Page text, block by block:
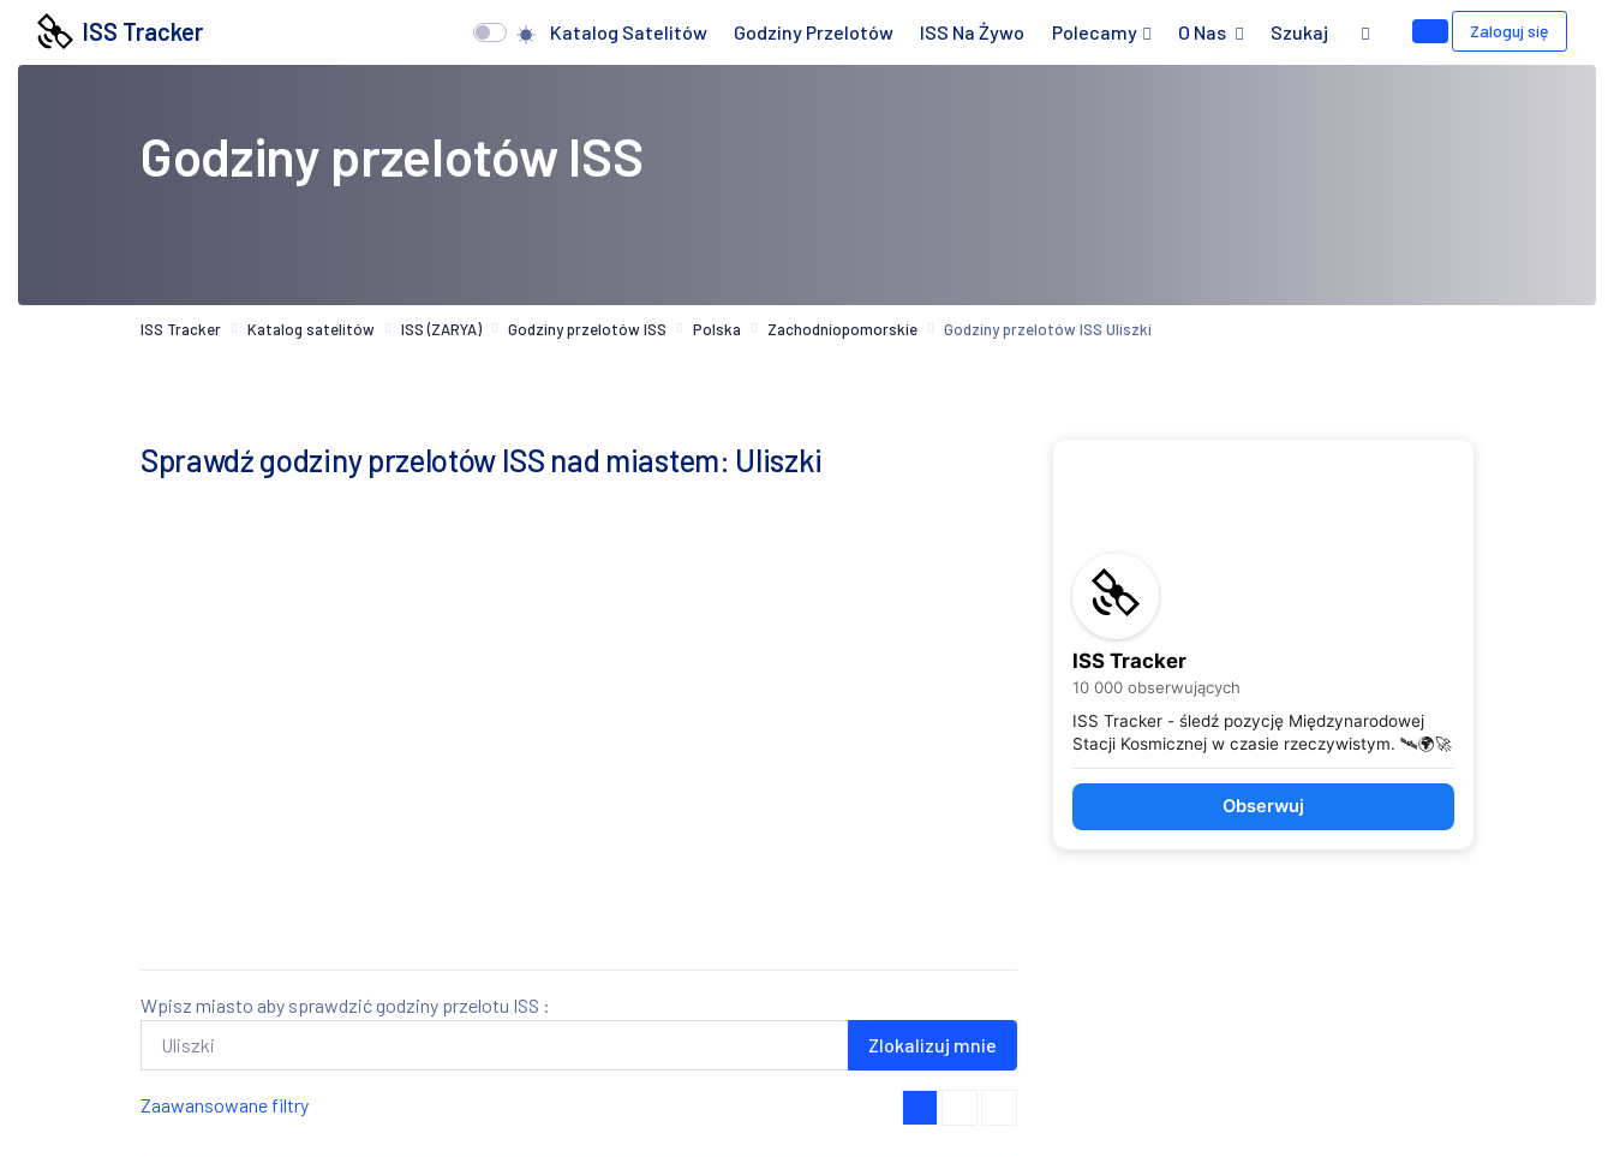
ISS Tracker Katalog Satelitów Godziny Przelotów ISS Na Żywo Polecamy O Nas Szukaj Zaloguj się
Godziny przelotów ISS
ISS Tracker Katalog satelitów ISS (ZARYA) Godziny przelotów ISS Polska Zachodniopomorskie Godziny przelotów ISS Uliszki
Sprawdź godziny przelotów ISS nad miastem: Uliszki
Wpisz miasto aby sprawdzić godziny przelotu ISS :
Zlokalizuj mnie
Zaawansowane filtry
ISS Tracker
10 000 obserwujących
ISS Tracker - śledź pozycję Międzynarodowej
Stacji Kosmicznej w czasie rzeczywistym. 🛰️🌍🚀
Obserwuj